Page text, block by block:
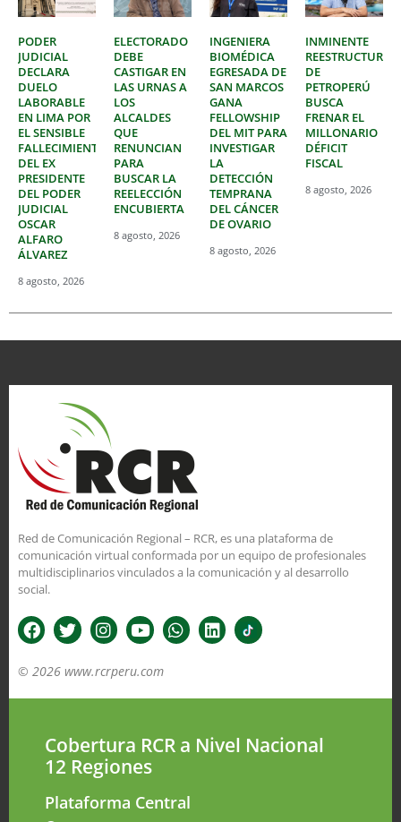
PODER
JUDICIAL
DECLARA
DUELO
LABORABLE
EN LIMA POR
EL SENSIBLE
FALLECIMIENTO
DEL EX
PRESIDENTE
DEL PODER
JUDICIAL
OSCAR
ALFARO
ÁLVAREZ
8 agosto, 2026
ELECTORADO
DEBE
CASTIGAR EN
LAS URNAS A
LOS
ALCALDES
QUE
RENUNCIAN
PARA
BUSCAR LA
REELECCIÓN
ENCUBIERTA
8 agosto, 2026
INGENIERA
BIOMÉDICA
EGRESADA DE
SAN MARCOS
GANA
FELLOWSHIP
DEL MIT PARA
INVESTIGAR
LA
DETECCIÓN
TEMPRANA
DEL CÁNCER
DE OVARIO
8 agosto, 2026
INMINENTE
DE
PETROPERÚ
BUSCA
FRENAR EL
MILLONARIO
DÉFICIT
FISCAL
8 agosto, 2026
Red de Comunicación Regional – RCR, es una plataforma de
comunicación virtual conformada por un equipo de profesionales
multidisciplinarios vinculados a la comunicación y al desarrollo
social.
© 2026 www.rcrperu.com
Cobertura RCR a Nivel Nacional
12 Regiones
Plataforma Central